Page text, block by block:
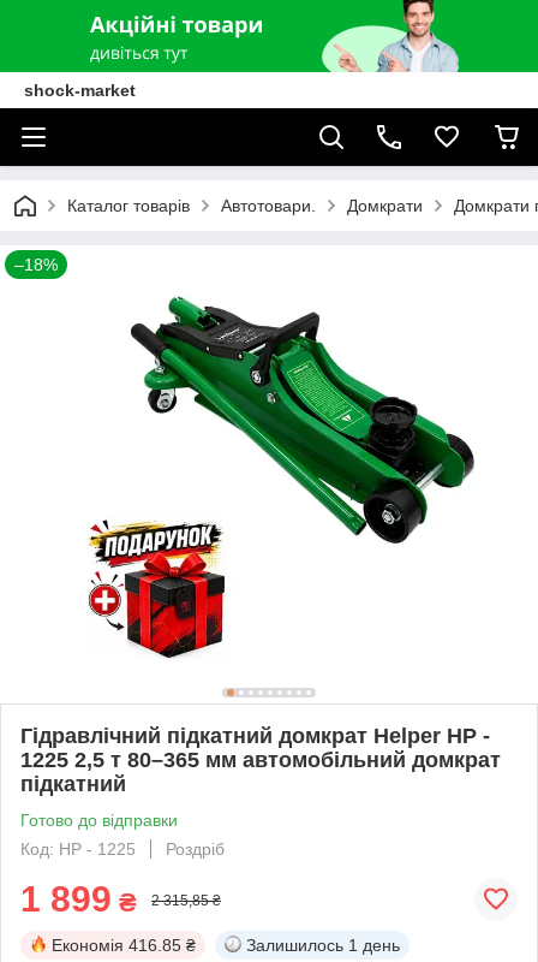
shock-market
Каталог товарів Автотовари. Домкрати Домкрати
–18%
Гідравлічний підкатний домкрат Helper HP -
1225 2,5 т 80–365 мм автомобільний домкрат
підкатний
Готово до відправки
Код: HP - 1225
Роздріб
1 899 ₴ 2 315,85 ₴
Економія 416.85 ₴ Залишилось 1 день